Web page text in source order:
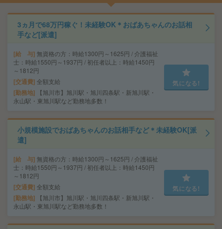
3ヵ月で68万円稼ぐ！未経験OK＊おばあちゃんのお話相
手など[派遣]
給 与 無資格の方：時給1300円～1625円 / 介護福祉
士：時給1550円～1937円 / 初任者以上：時給1450円
～1812円
交通費 全額支給
勤務地
【旭川市】旭川駅・旭川四条駅・新旭川駅・
永山駅・東旭川駅など勤務地多数！
気になる!
小規模施設でおばあちゃんのお話相手など＊未経験OK[派
遣]
給 与 無資格の方：時給1300円～1625円 / 介護福祉
士：時給1550円～1937円 / 初任者以上：時給1450円
～1812円
交通費 全額支給
勤務地
【旭川市】旭川駅・旭川四条駅・新旭川駅・
永山駅・東旭川駅など勤務地多数！
気になる!